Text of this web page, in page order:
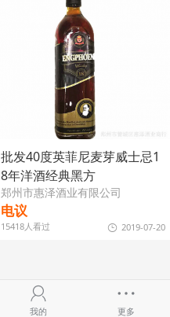
批发40度英菲尼麦芽威士忌1
8年洋酒经典黑方
郑州市惠泽酒业有限公司
电议
15418人看过 2019-07-20
我的 更多